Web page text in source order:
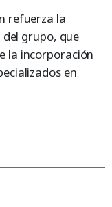
refuerza la
grupo, que
la incorporación
en